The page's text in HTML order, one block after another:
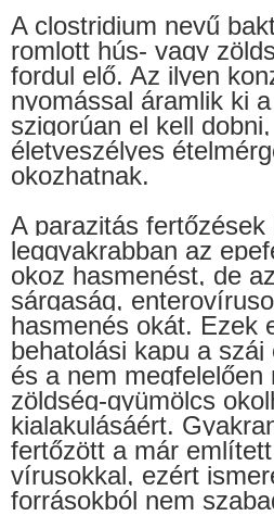
A clostridium nevű
romlott hús- vagy
fordul elő. Az ilyen
nyomással áramlik ki
szigorúan el kell
életveszélyes
okozhatnak.
A parazitás fertőzések
leggyakrabban az
okoz hasmenést, de
sárgaság,
hasmenés okát. Ezek
behatolási kapu a
és a nem megfelelően
zöldség-gyümölcs
kialakulásáért.
fertőzött a már
vírusokkal, ezért
forrásokból nem